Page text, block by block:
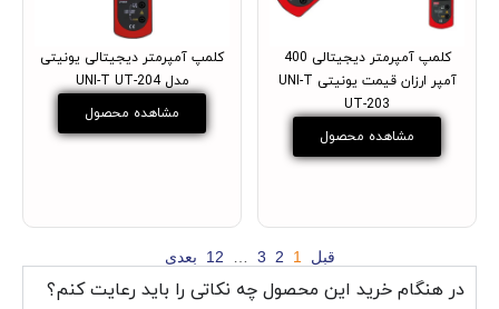
کلمپ آمپرمتر دیجیتالی 400
آمپر ارزان قیمت یونیتی UNI-T
UT-203
مشاهده محصول
کلمپ آمپرمتر دیجیتالی یونیتی
مدل UNI-T UT-204
مشاهده محصول
قبل 1
2
3
12 بعدی
در هنگام خرید این محصول چه نکاتی را باید رعایت کنم؟